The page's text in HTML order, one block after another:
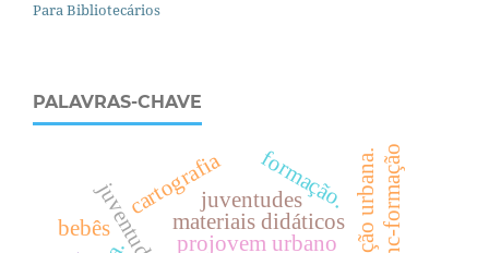
Para Bibliotecários
PALAVRAS-CHAVE
projovem urbano
.
juventudes
materiais didáticos
formação.
bebês
cartografia bnc-formação